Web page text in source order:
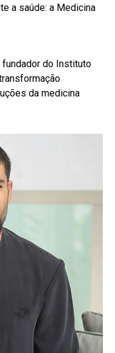
a saúde: a Medicina
do Instituto
da medicina